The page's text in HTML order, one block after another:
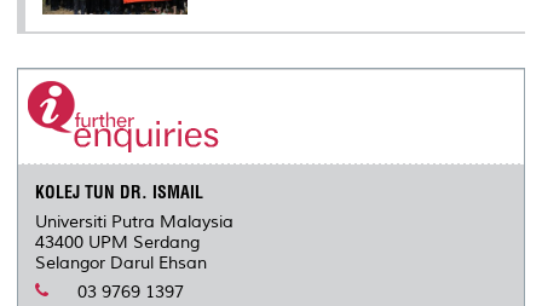
KOLEJ TUN DR. ISMAIL
Universiti Putra Malaysia
43400 UPM Serdang
Selangor Darul Ehsan
03 9769 1397